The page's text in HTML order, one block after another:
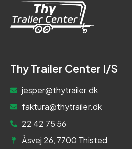
Thy Trailer Center I/S
jesper@thytrailer.dk
faktura@thytrailer.dk
22 42 75 56
Åsvej 26, 7700 Thisted